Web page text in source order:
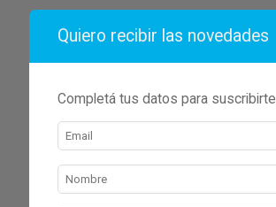
Quiero recibir las novedades
Completá tus datos para suscribirte